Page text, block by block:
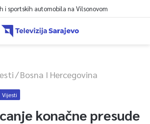
i sportskih automobila na Vilsonovom
/Bosna I Hercegovina
Vijesti
konačne presude